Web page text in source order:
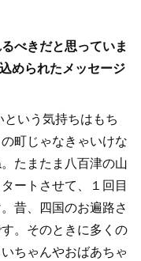
べきだと思っていま
められたメッセージ
いう気持ちはもち
町じゃなきゃいけな
たまたま八百津の山
ートさせて、１回目
昔、四国のお遍路さ
。そのときに多くの
ちゃんやおばあちゃ